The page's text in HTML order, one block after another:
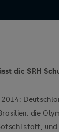
die SRH
die
statt,